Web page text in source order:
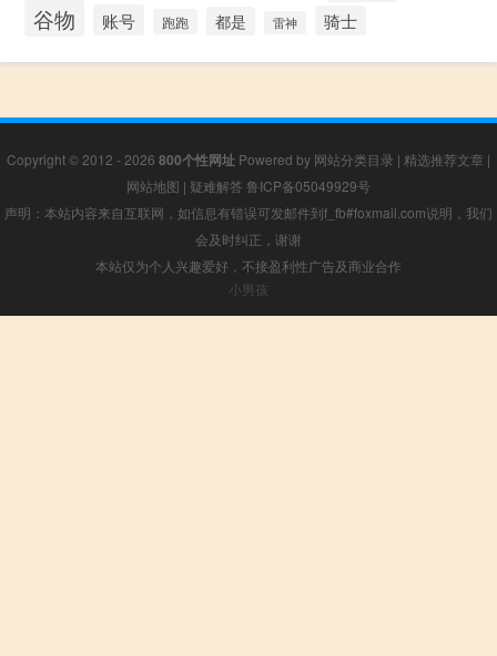
谷物 账号 跑跑 都是 雷神 骑士
Copyright © 2012 - 2026 800个性网址 Powered by 网站分类目录 | 精选推荐文章 |
网站地图 | 疑难解答 鲁ICP备05049929号
声明：本站内容来自互联网，如信息有错误可发邮件到f_fb#foxmail.com说明，我们
会及时纠正，谢谢
本站仅为个人兴趣爱好，不接盈利性广告及商业合作
小男孩